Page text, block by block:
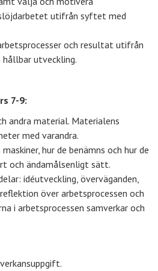
utifrån syftet med
och resultat utifrån
utveckling.
7-9:
andra material. Materialens
med varandra.
hur de benämns och hur de
och ändamålsenligt sätt.
idéutveckling, överväganden,
över arbetsprocessen och
i arbets­processen samverkar och